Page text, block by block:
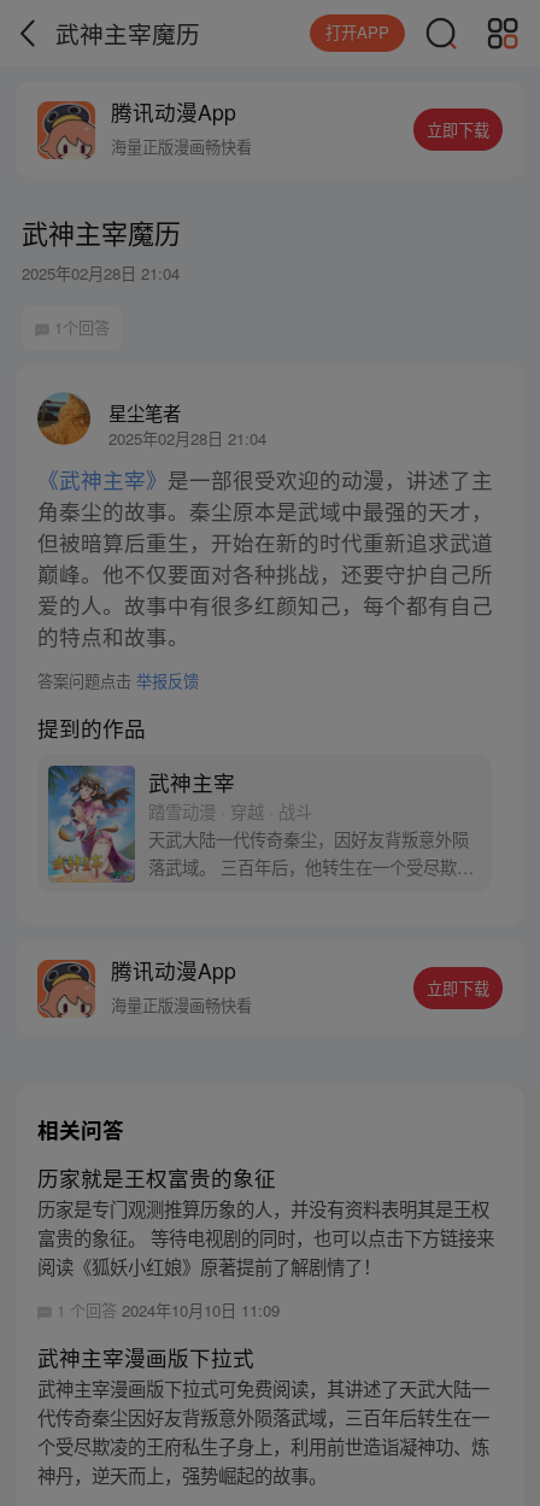
武神主宰魔历 打开APP
腾讯动漫App
海量正版漫画畅快看
立即下载
武神主宰魔历
2025年02月28日 21:04
1个回答
星尘笔者
2025年02月28日 21:04
《武神主宰》 是一部很受欢迎的动漫，讲述了主
角秦尘的故事。秦尘原本是武域中最强的天才，
但被暗算后重生，开始在新的时代重新追求武道
巅峰。他不仅要面对各种挑战，还要守护自己所
爱的人。故事中有很多红颜知己，每个都有自己
的特点和故事。
答案问题点击 举报反馈
提到的作品
武神主宰
踏雪动漫 · 穿越 · 战斗
天武大陆一代传奇秦尘，因好友背叛意外陨
落武域。 三百年后，他转生在一个受尽欺凌
腾讯动漫App
海量正版漫画畅快看
立即下载
相关问答
历家就是王权富贵的象征
历家是专门观测推算历象的人，并没有资料表明其是王权
富贵的象征。 等待电视剧的同时，也可以点击下方链接来
阅读《狐妖小红娘》原著提前了解剧情了！
1 个回答 2024年10月10日 11:09
武神主宰漫画版下拉式
武神主宰漫画版下拉式可免费阅读，其讲述了天武大陆一
代传奇秦尘因好友背叛意外陨落武域，三百年后转生在一
个受尽欺凌的王府私生子身上，利用前世造诣凝神功、炼
神丹，逆天而上，强势崛起的故事。